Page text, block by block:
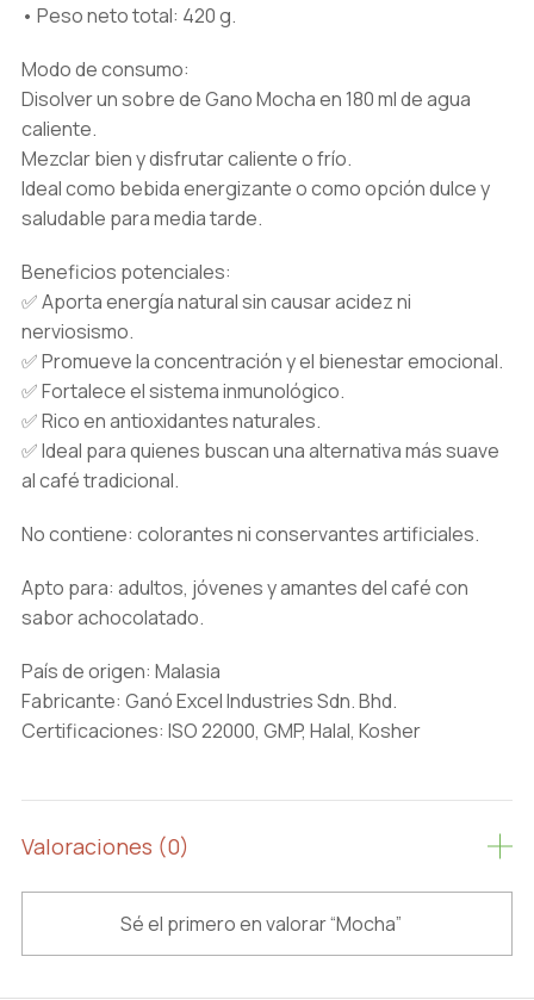
• Peso neto total: 420 g.
Modo de consumo:
Disolver un sobre de Gano Mocha en 180 ml de agua
caliente.
Mezclar bien y disfrutar caliente o frío.
Ideal como bebida energizante o como opción dulce y
saludable para media tarde.
Beneficios potenciales:
✅ Aporta energía natural sin causar acidez ni
nerviosismo.
✅ Promueve la concentración y el bienestar emocional.
✅ Fortalece el sistema inmunológico.
✅ Rico en antioxidantes naturales.
✅ Ideal para quienes buscan una alternativa más suave
al café tradicional.
No contiene: colorantes ni conservantes artificiales.
Apto para: adultos, jóvenes y amantes del café con
sabor achocolatado.
País de origen: Malasia
Fabricante: Ganó Excel Industries Sdn. Bhd.
Certificaciones: ISO 22000, GMP, Halal, Kosher
Valoraciones (0)
Sé el primero en valorar “Mocha”